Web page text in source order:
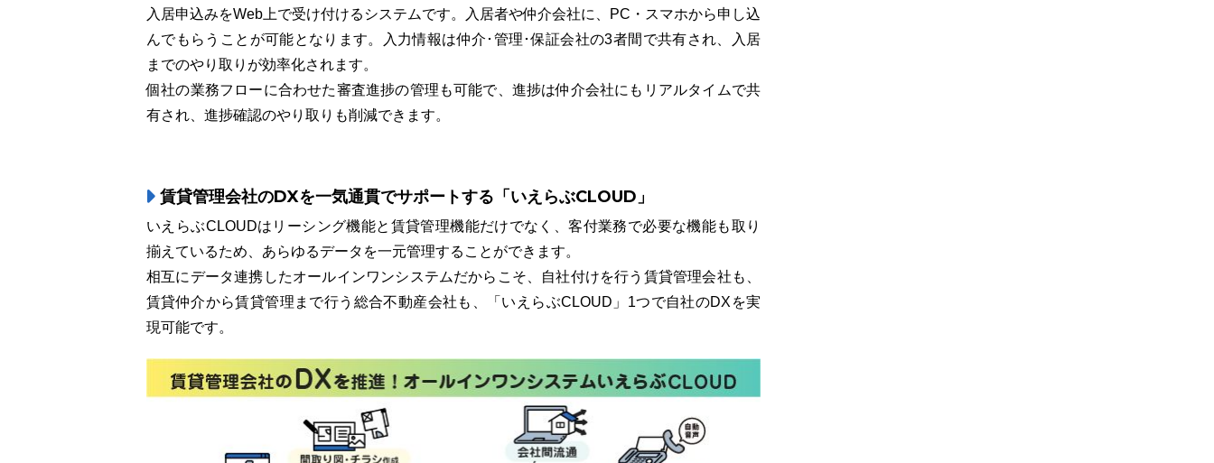
入居申込みをWeb上で受け付けるシステムです。入居者や仲介会社に、PC・スマホから申し込
んでもらうことが可能となります。入力情報は仲介･管理･保証会社の3者間で共有され、入居
までのやり取りが効率化されます。
個社の業務フローに合わせた審査進捗の管理も可能で、進捗は仲介会社にもリアルタイムで共
有され、進捗確認のやり取りも削減できます。
賃貸管理会社のDXを一気通貫でサポートする「いえらぶCLOUD」
いえらぶCLOUDはリーシング機能と賃貸管理機能だけでなく、客付業務で必要な機能も取り
揃えているため、あらゆるデータを一元管理することができます。
相互にデータ連携したオールインワンシステムだからこそ、自社付けを行う賃貸管理会社も、
賃貸仲介から賃貸管理まで行う総合不動産会社も、「いえらぶCLOUD」1つで自社のDXを実
現可能です。